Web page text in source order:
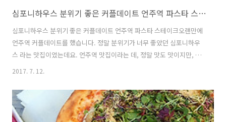
심포니하우스 분위기 좋은 커플데이트 언주역 파스타 스테이크 맛집
심포니하우스 분위기 좋은 커플데이트 언주역 파스타 스테이크오랜만에
언주역 커플데이트를 했습니다. 정말 분위기가 너무 좋았던 심포니하우
스 라는 맛집이였는데요. 언주역 맛집이라는 데, 정말 맛도 맛이지만, 분
위기가 너무 좋았습니다. 우리말고도 가족단위도 있었고, 커플데이트로
는 데 간은 밍밍한 편보다는 쎈편이였고 맛있었습니다. 와인까지 곁들여
분위기 잡고 사진도 찍어 보았습니다. 심포니하우스는 특별한날 분위기
잡으면서 은은한 샹그릴라 조명 아래에서 사진을 찍으면 인생샷이 나오
2017. 7. 12.